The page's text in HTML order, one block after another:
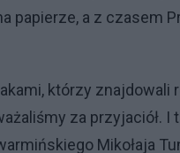
papierze, a z czasem
którzy
za przyjaciół. I
Mikołaja